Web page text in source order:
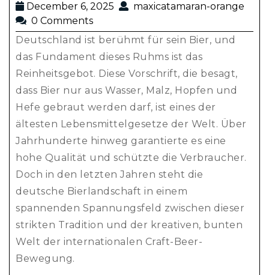
December 6, 2025
maxicatamaran-orange
0 Comments
Deutschland ist berühmt für sein Bier, und
das Fundament dieses Ruhms ist das
Reinheitsgebot. Diese Vorschrift, die besagt,
dass Bier nur aus Wasser, Malz, Hopfen und
Hefe gebraut werden darf, ist eines der
ältesten Lebensmittelgesetze der Welt. Über
Jahrhunderte hinweg garantierte es eine
hohe Qualität und schützte die Verbraucher.
Doch in den letzten Jahren steht die
deutsche Bierlandschaft in einem
spannenden Spannungsfeld zwischen dieser
strikten Tradition und der kreativen, bunten
Welt der internationalen Craft-Beer-
Bewegung.